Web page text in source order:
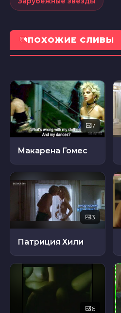
ПОХОЖИЕ СЛИВЫ
7
Макарена Гомес
3
Патриция Хили
6